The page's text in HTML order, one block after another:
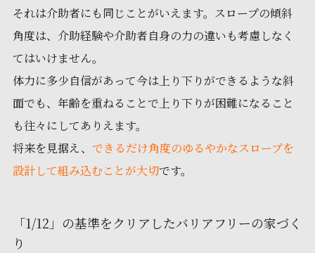
それは介助者にも同じことがいえます。スロープの傾斜
角度は、介助経験や介助者自身の力の違いも考慮しなく
てはいけません。
体力に多少自信があって今は上り下りができるような斜
面でも、年齢を重ねることで上り下りが困難になること
も往々にしてありえます。
将来を見据え、 できるだけ角度のゆるやかなスロープを
設計して組み込むことが大切です。
「1/12」の基準をクリアしたバリアフリーの家づく
り